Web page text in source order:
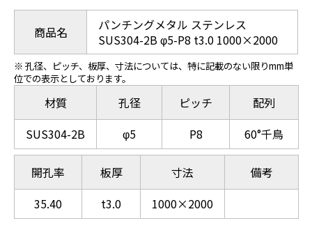
商品名
パンチングメタル ステンレス
SUS304-2B φ5-P8 t3.0 1000×2000
※ 孔径、ピッチ、板厚、寸法については、特に記載のない限りmm単
位での表示としております。
材質
SUS304-2B
孔径
φ5
ピッチ
P8
配列
60°千鳥
開孔率
35.40
板厚
t3.0
寸法
1000×2000
備考